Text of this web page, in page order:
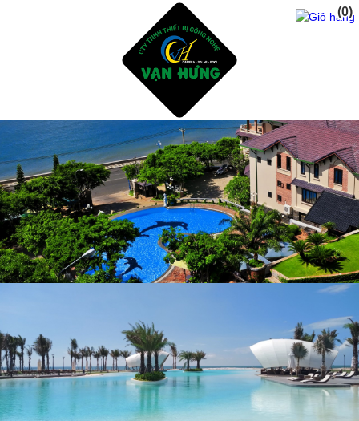
Trang Chủ
Giới Thiệu
Dịch vụ
Sản Phẩm
Tư Vấn Thiết Kế Xây Dụng Hồ Bơi
Thiết Bị Và Phụ Kiện Hồ Bơi
Hóa Chất Xữ Lý Nước Hồ Bơi
Dịch Vụ Chăm Sóc Hồ Bơi
Thiết Kế Phòng Tắm sauna - steam bath
Tư Vấn Thiết Kế Xây Dụng Hồ CáKoi - Thiết Bị Lọc
Phụ Gia Chống Thấm Hồ Bơi - Hồ CáKoi
Dự Án
liên hệ
(0)